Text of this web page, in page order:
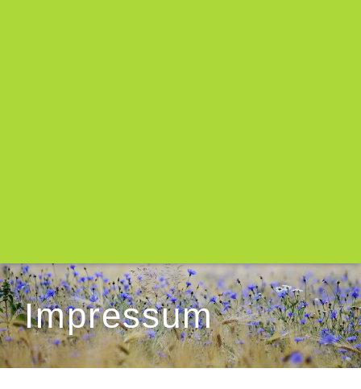
Impressum